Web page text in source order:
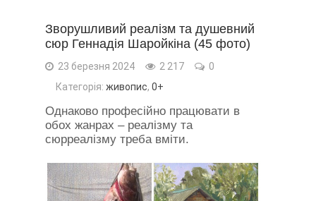
Зворушливий реалізм та душевний
сюр Геннадія Шаройкіна (45 фото)
23 березня 2024 2 217
0
Категорія: живопис, 0+
Однаково професійно працювати в
обох жанрах – реалізму та
сюрреалізму треба вміти.